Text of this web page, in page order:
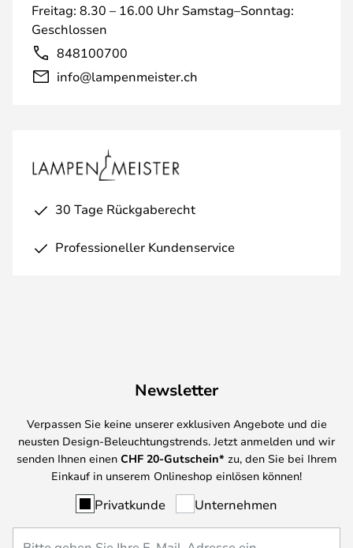
Freitag: 8.30 – 16.00 Uhr Samstag–Sonntag:
Geschlossen
848100700
info@lampenmeister.ch
30 Tage Rückgaberecht
Professioneller Kundenservice
Newsletter
Verpassen Sie keine unserer exklusiven Angebote und die
neusten Design-Beleuchtungstrends. Jetzt anmelden und wir
senden Ihnen einen CHF 20-Gutschein* zu, den Sie bei Ihrem
Einkauf in unserem Onlineshop einlösen können!
Privatkunde Unternehmen